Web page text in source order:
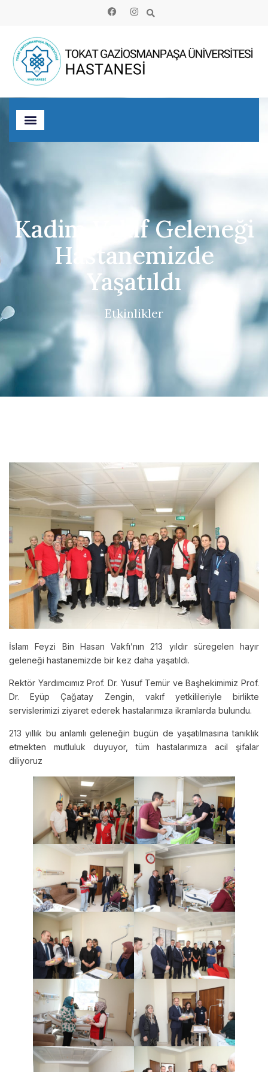
Kadim Vakıf Geleneği
Hastanemizde
Yaşatıldı
Etkinlikler
İslam Feyzi Bin Hasan Vakfı’nın 213 yıldır süregelen hayır
geleneği hastanemizde bir kez daha yaşatıldı.
Rektör Yardımcımız Prof. Dr. Yusuf Temür ve Başhekimimiz Prof.
Dr. Eyüp Çağatay Zengin, vakıf yetkilileriyle birlikte
servislerimizi ziyaret ederek hastalarımıza ikramlarda bulundu.
213 yıllık bu anlamlı geleneğin bugün de yaşatılmasına tanıklık
etmekten mutluluk duyuyor, tüm hastalarımıza acil şifalar
diliyoruz